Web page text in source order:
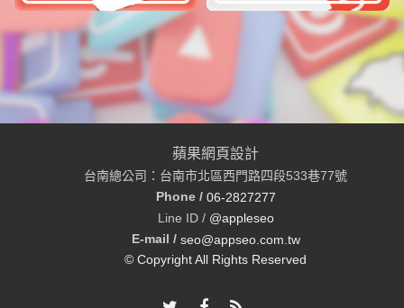
蘋果網頁設計
台南總公司：台南市北區西門路四段533巷77號
Phone / 06-2827277
Line ID / @appleseo
E-mail / seo@appseo.com.tw
© Copyright All Rights Reserved